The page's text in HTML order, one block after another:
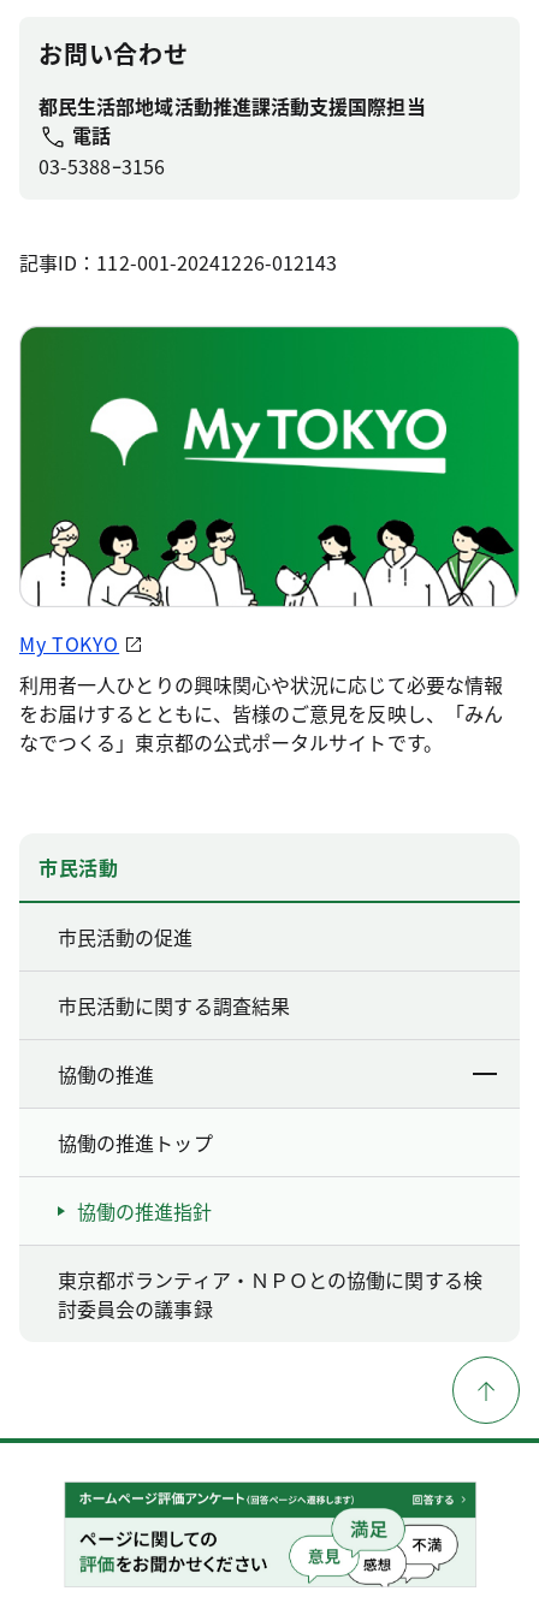
お問い合わせ
都民生活部地域活動推進課活動支援国際担当
電話
03-5388ｰ3156
記事ID：112-001-20241226-012143
My TOKYO
利用者一人ひとりの興味関心や状況に応じて必要な情報
をお届けするとともに、皆様のご意見を反映し、「みん
なでつくる」東京都の公式ポータルサイトです。
市民活動
市民活動の促進
市民活動に関する調査結果
協働の推進
協働の推進トップ
協働の推進指針
東京都ボランティア・ＮＰＯとの協働に関する検
討委員会の議事録